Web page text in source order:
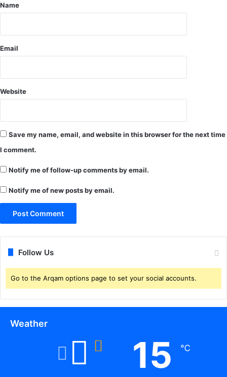
से
में
त
भा
ग
टी
मौ
के
न
त
Name
Email
Website
Save my name, email, and website in this browser for the next time
I comment.
Notify me of follow-up comments by email.
Notify me of new posts by email.
Follow Us
Go to the Arqam options page to set your social accounts.
Weather
15 ℃